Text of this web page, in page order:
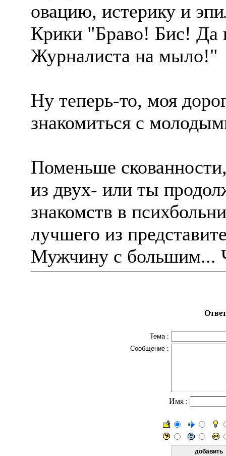
овацию, истерику и
Крики "Браво! Бис! Да
Журналиста на мыло!"
Ну теперь-то, моя
знакомиться с
Поменьше
из двух- или ты
знакомств в
лучшего из
Мужчину с
Тема :
Сообщение :
Имя :